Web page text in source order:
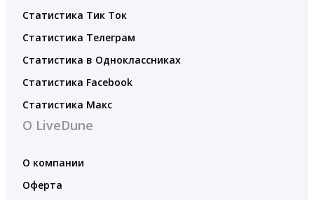
Статистика Тик Ток
Статистика Телеграм
Статистика в Одноклассниках
Статистика Facebook
Статистика Макс
О LiveDune
О компании
Оферта